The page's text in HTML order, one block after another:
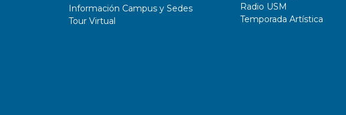
Información Campus y Sedes
Tour Virtual
Radio USM
Temporada Artística